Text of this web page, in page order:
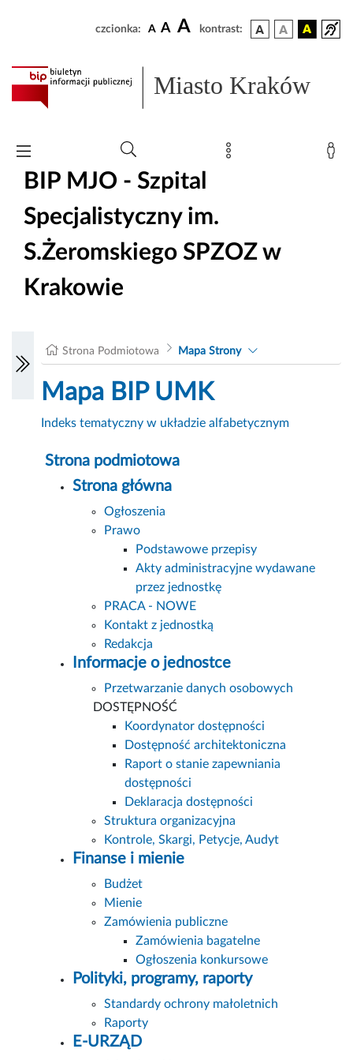
czcionka: A A A kontrast:
Miasto Kraków
BIP MJO - Szpital
Specjalistyczny im.
S.Żeromskiego SPZOZ w
Krakowie
Strona Podmiotowa Mapa Strony
Mapa BIP UMK
Indeks tematyczny w układzie alfabetycznym
Strona podmiotowa
Strona główna
Ogłoszenia
Prawo
Podstawowe przepisy
Akty administracyjne wydawane
przez jednostkę
PRACA - NOWE
Kontakt z jednostką
Redakcja
Informacje o jednostce
Przetwarzanie danych osobowych
DOSTĘPNOŚĆ
Koordynator dostępności
Dostępność architektoniczna
Raport o stanie zapewniania
dostępności
Deklaracja dostępności
Struktura organizacyjna
Kontrole, Skargi, Petycje, Audyt
Finanse i mienie
Budżet
Mienie
Zamówienia publiczne
Zamówienia bagatelne
Ogłoszenia konkursowe
Polityki, programy, raporty
Standardy ochrony małoletnich
Raporty
E-URZĄD